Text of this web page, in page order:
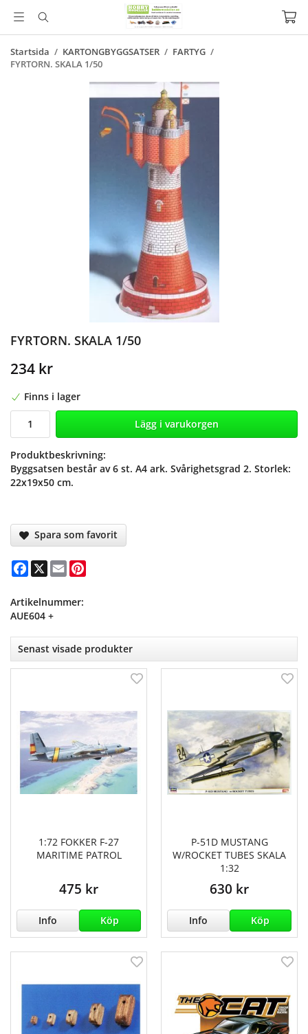
Startsida / KARTONGBYGGSATSER / FARTYG /
FYRTORN. SKALA 1/50
FYRTORN. SKALA 1/50
234 kr
Finns i lager
Lägg i varukorgen
Produktbeskrivning:
Byggsatsen består av 6 st. A4 ark. Svårighetsgrad 2. Storlek:
22x19x50 cm.
Spara som favorit
Facebook
X Email
Artikelnummer:
AUE604 +
Senast visade produkter
1:72 FOKKER F-27
MARITIME PATROL
475 kr
Info Köp
P-51D MUSTANG
W/ROCKET TUBES SKALA
1:32
630 kr
Info Köp